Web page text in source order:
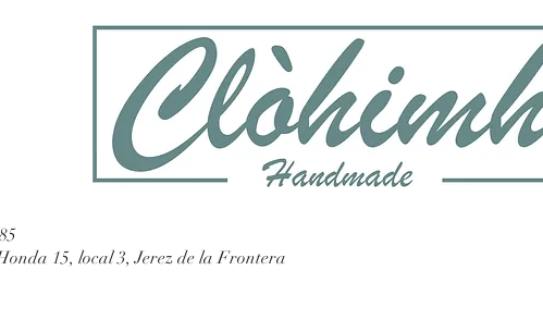
15, local 3, Jerez de la Frontera